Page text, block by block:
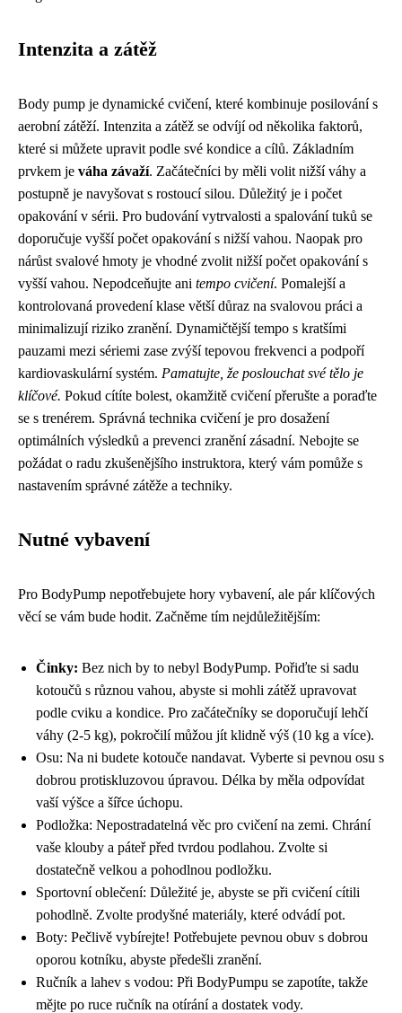
Intenzita a zátěž
Body pump je dynamické cvičení, které kombinuje posilování s
aerobní zátěží. Intenzita a zátěž se odvíjí od několika faktorů,
které si můžete upravit podle své kondice a cílů. Základním
prvkem je váha závaží. Začátečníci by měli volit nižší váhy a
postupně je navyšovat s rostoucí silou. Důležitý je i počet
opakování v sérii. Pro budování vytrvalosti a spalování tuků se
doporučuje vyšší počet opakování s nižší vahou. Naopak pro
nárůst svalové hmoty je vhodné zvolit nižší počet opakování s
vyšší vahou. Nepodceňujte ani tempo cvičení. Pomalejší a
kontrolovaná provedení klase větší důraz na svalovou práci a
minimalizují riziko zranění. Dynamičtější tempo s kratšími
pauzami mezi sériemi zase zvýší tepovou frekvenci a podpoří
kardiovaskulární systém. Pamatujte, že poslouchat své tělo je
klíčové. Pokud cítíte bolest, okamžitě cvičení přerušte a poraďte
se s trenérem. Správná technika cvičení je pro dosažení
optimálních výsledků a prevenci zranění zásadní. Nebojte se
požádat o radu zkušenějšího instruktora, který vám pomůže s
nastavením správné zátěže a techniky.
Nutné vybavení
Pro BodyPump nepotřebujete hory vybavení, ale pár klíčových
věcí se vám bude hodit. Začněme tím nejdůležitějším:
Činky: Bez nich by to nebyl BodyPump. Pořiďte si sadu
kotoučů s různou vahou, abyste si mohli zátěž upravovat
podle cviku a kondice. Pro začátečníky se doporučují lehčí
váhy (2-5 kg), pokročilí můžou jít klidně výš (10 kg a více).
Osu: Na ni budete kotouče nandavat. Vyberte si pevnou osu s
dobrou protiskluzovou úpravou. Délka by měla odpovídat
vaší výšce a šířce úchopu.
Podložka: Nepostradatelná věc pro cvičení na zemi. Chrání
vaše klouby a páteř před tvrdou podlahou. Zvolte si
dostatečně velkou a pohodlnou podložku.
Sportovní oblečení: Důležité je, abyste se při cvičení cítili
pohodlně. Zvolte prodyšné materiály, které odvádí pot.
Boty: Pečlivě vybírejte! Potřebujete pevnou obuv s dobrou
oporou kotníku, abyste předešli zranění.
Ručník a lahev s vodou: Při BodyPumpu se zapotíte, takže
mějte po ruce ručník na otírání a dostatek vody.